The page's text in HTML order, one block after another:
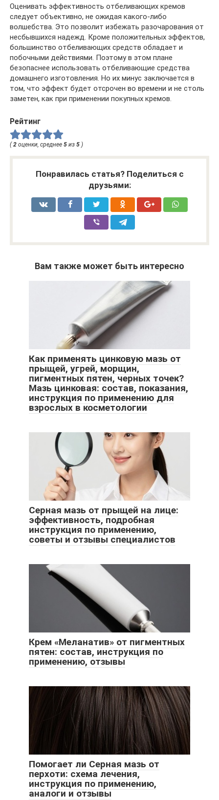
Оценивать эффективность отбеливающих кремов
следует объективно, не ожидая какого-либо
волшебства. Это позволит избежать разочарования от
несбывшихся надежд. Кроме положительных эффектов,
большинство отбеливающих средств обладает и
побочными действиями. Поэтому в этом плане
безопаснее использовать отбеливающие средства
домашнего изготовления. Но их минус заключается в
том, что эффект будет отсрочен во времени и не столь
заметен, как при применении покупных кремов.
Рейтинг
( 2 оценки, среднее 5 из 5 )
Понравилась статья? Поделиться с
друзьями:
Вам также может быть интересно
Как применять цинковую мазь от
прыщей, угрей, морщин,
пигментных пятен, черных точек?
Мазь цинковая: состав, показания,
инструкция по применению для
взрослых в косметологии
Серная мазь от прыщей на лице:
эффективность, подробная
инструкция по применению,
советы и отзывы специалистов
Крем «Меланатив» от пигментных
пятен: состав, инструкция по
применению, отзывы
Помогает ли Серная мазь от
перхоти: схема лечения,
инструкция по применению,
аналоги и отзывы